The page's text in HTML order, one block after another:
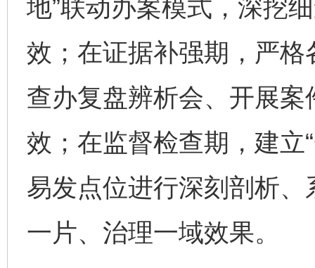
地”联动办案模式，深挖
效；在证据补强期，严
查办复盘辨析会、开展
效；在监督检查期，建立
易发点位进行深刻剖析
一片、治理一域效果。